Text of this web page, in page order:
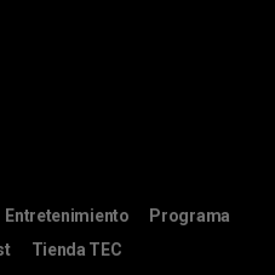
Entretenimiento
Programa
Tienda TEC